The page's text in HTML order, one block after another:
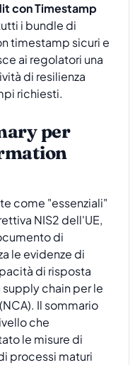
con Timestamp
i bundle di
timestamp sicuri e
ai regolatori una
di resilienza
richiesti.
per
come "essenziali"
NIS2 dell'UE,
di
le evidenze di
di risposta
chain per le
Il sommario
che
le misure di
processi maturi